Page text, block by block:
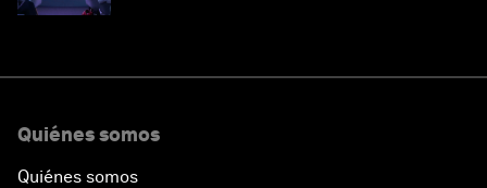
Quiénes somos
Quiénes somos